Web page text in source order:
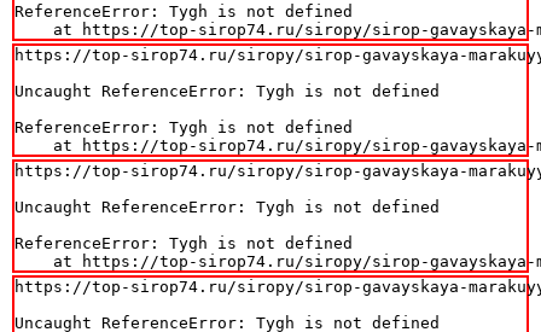
ReferenceError: Tygh is not defined
at https://top-sirop74.ru/siropy/sirop-
https://top-sirop74.ru/siropy/sirop-gavayskaya-
Uncaught ReferenceError: Tygh is not defined
ReferenceError: Tygh is not defined
at https://top-sirop74.ru/siropy/sirop-
https://top-sirop74.ru/siropy/sirop-gavayskaya-
Uncaught ReferenceError: Tygh is not defined
ReferenceError: Tygh is not defined
at https://top-sirop74.ru/siropy/sirop-
https://top-sirop74.ru/siropy/sirop-gavayskaya-
Uncaught ReferenceError: Tygh is not defined